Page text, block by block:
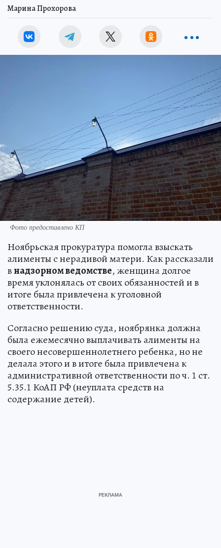
Марина Прохорова
Фото предоставлено КП
Ноябрьская прокуратура помогла взыскать
алименты с нерадивой матери. Как рассказали
внадзорном ведомстве, женщина долгое
время уклонялась от своих обязанностей и в
итоге была привлечена к уголовной
ответственности.
Согласно решению суда, ноябрянка должна
была ежемесячно выплачивать алименты на
своего несовершеннолетнего ребенка, но не
делала этого и в итоге была привлечена к
административной ответственности по ч. 1 ст.
5.35.1 КоАП РФ (неуплата средств на
содержание детей).